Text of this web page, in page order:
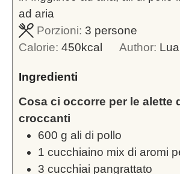
ad aria
Porzioni: 3 persone
Calorie: 450kcal Author:
Ingredienti
Cosa ci occorre per le alette
croccanti
600 g ali di pollo
1 cucchiaino mix di aromi
3 cucchiai pangrattato